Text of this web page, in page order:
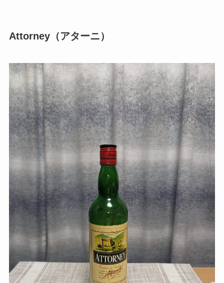
Attorney（アターニ）